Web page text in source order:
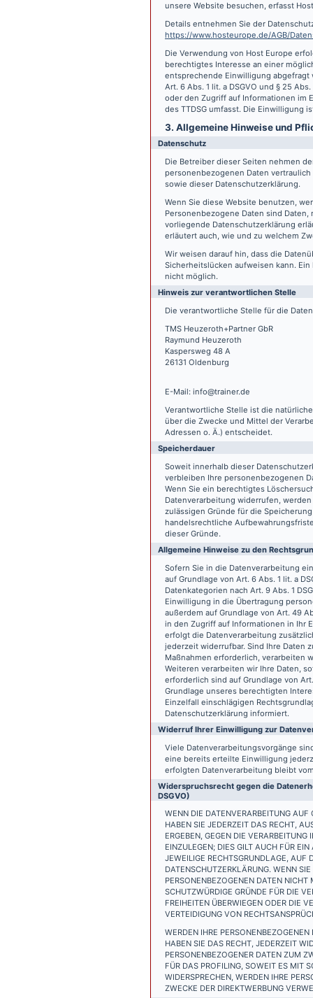
unsere Website besuchen, erfasst
Details entnehmen Sie der
https://www.hosteurope.de/AGB/
Die Verwendung von Host Europe
berechtigtes Interesse an einer
entsprechende Einwilligung abgefragt
Art. 6 Abs. 1 lit. a DSGVO und § 25
oder den Zugriff auf Informationen im
des TTDSG umfasst. Die Einwilligung
3. Allgemeine Hinweise und
Datenschutz
Die Betreiber dieser Seiten nehmen
personenbezogenen Daten
sowie dieser Datenschutzerklärung.
Wenn Sie diese Website benutzen,
Personenbezogene Daten sind
vorliegende Datenschutzerklärung
erläutert auch, wie und zu welchem
Wir weisen darauf hin, dass die
Sicherheitslücken aufweisen kann.
nicht möglich.
Hinweis zur verantwortlichen Stelle
Die verantwortliche Stelle für die
TMS Heuzeroth+Partner GbR
Raymund Heuzeroth
Kaspersweg 48 A
26131 Oldenburg
E-Mail: info@trainer.de
Verantwortliche Stelle ist die
über die Zwecke und Mittel der
Adressen o. Ä.) entscheidet.
Speicherdauer
Soweit innerhalb dieser
verbleiben Ihre personenbezogenen
Wenn Sie ein berechtigtes
Datenverarbeitung widerrufen,
zulässigen Gründe für die
handelsrechtliche
dieser Gründe.
Allgemeine Hinweise zu den
Sofern Sie in die Datenverarbeitung
auf Grundlage von Art. 6 Abs. 1 lit. a
Datenkategorien nach Art. 9 Abs. 1
Einwilligung in die Übertragung
außerdem auf Grundlage von Art. 49
in den Zugriff auf Informationen in Ihr
erfolgt die Datenverarbeitung
jederzeit widerrufbar. Sind Ihre Daten
Maßnahmen erforderlich, verarbeiten
Weiteren verarbeiten wir Ihre Daten,
erforderlich sind auf Grundlage von
Grundlage unseres berechtigten
Einzelfall einschlägigen
Datenschutzerklärung informiert.
Widerruf Ihrer Einwilligung zur
Viele Datenverarbeitungsvorgänge
eine bereits erteilte Einwilligung
erfolgten Datenverarbeitung bleibt
Widerspruchsrecht gegen die
DSGVO)
WENN DIE DATENVERARBEITUNG
HABEN SIE JEDERZEIT DAS RECHT,
ERGEBEN, GEGEN DIE
EINZULEGEN; DIES GILT AUCH FÜR
JEWEILIGE RECHTSGRUNDLAGE, AUF
DATENSCHUTZERKLÄRUNG. WENN
PERSONENBEZOGENEN DATEN
SCHUTZWÜRDIGE GRÜNDE FÜR DIE
FREIHEITEN ÜBERWIEGEN ODER DIE
VERTEIDIGUNG VON
WERDEN IHRE
HABEN SIE DAS RECHT, JEDERZEIT
PERSONENBEZOGENER DATEN ZUM
FÜR DAS PROFILING, SOWEIT ES MIT
WIDERSPRECHEN, WERDEN IHRE
ZWECKE DER DIREKTWERBUNG